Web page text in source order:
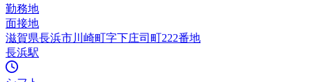
勤務地
面接地
滋賀県長浜市川崎町字下庄司町222番地
長浜駅